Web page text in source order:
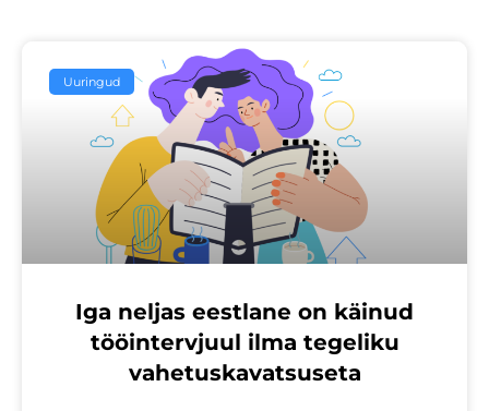
Uuringud
Iga neljas eestlane on käinud
tööintervjuul ilma tegeliku
vahetuskavatsuseta